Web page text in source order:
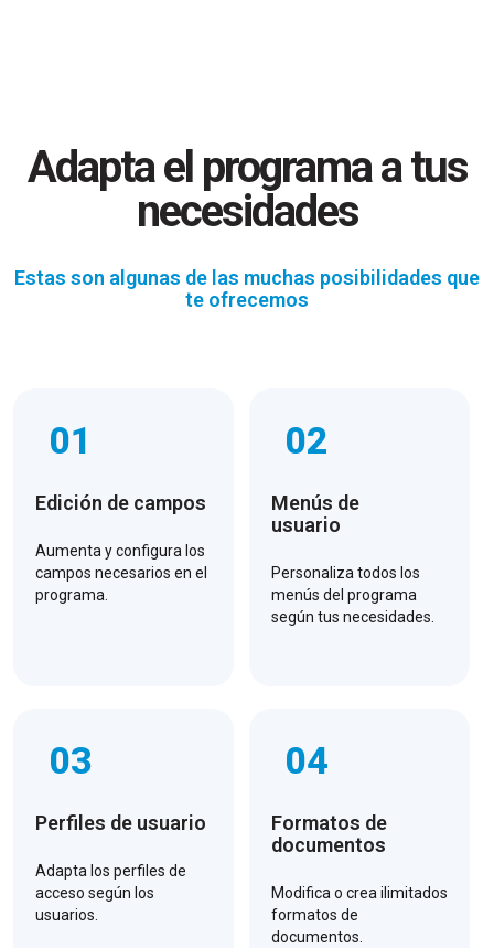
Adapta el programa a tus
necesidades
Estas son algunas de las muchas posibilidades que
te ofrecemos
01
Edición de campos
Aumenta y configura los
campos necesarios en el
programa.
02
Menús de
usuario
Personaliza todos los
menús del programa
según tus necesidades.
03
Perfiles de usuario
Adapta los perfiles de
acceso según los
usuarios.
04
Formatos de
documentos
Modifica o crea ilimitados
formatos de
documentos.